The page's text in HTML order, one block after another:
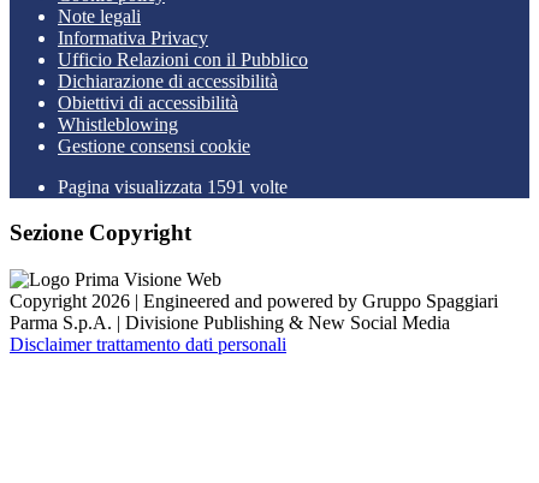
Note legali
Informativa Privacy
Ufficio Relazioni con il Pubblico
Dichiarazione di accessibilità
Obiettivi di accessibilità
Whistleblowing
Gestione consensi cookie
Pagina visualizzata 1591 volte
Sezione Copyright
Copyright 2026 | Engineered and powered by Gruppo Spaggiari
Parma S.p.A. | Divisione Publishing & New Social Media
Disclaimer trattamento dati personali